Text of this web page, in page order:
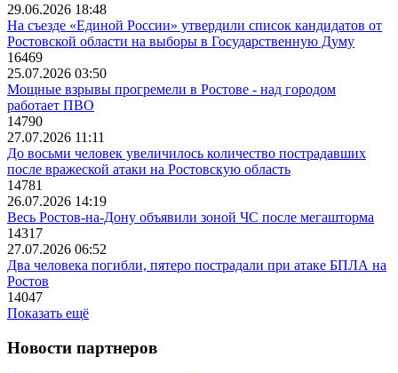
29.06.2026 18:48
На съезде «Единой России» утвердили список кандидатов от
Ростовской области на выборы в Государственную Думу
16469
25.07.2026 03:50
Мощные взрывы прогремели в Ростове - над городом
работает ПВО
14790
27.07.2026 11:11
До восьми человек увеличилось количество пострадавших
после вражеской атаки на Ростовскую область
14781
26.07.2026 14:19
Весь Ростов-на-Дону объявили зоной ЧС после мегашторма
14317
27.07.2026 06:52
Два человека погибли, пятеро пострадали при атаке БПЛА на
Ростов
14047
Показать ещё
Новости партнеров